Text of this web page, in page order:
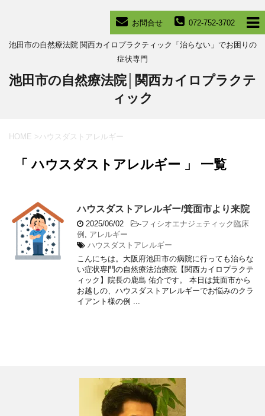
072-752-3702
お問合せ
池田市の自然療法院 関西カイロプラクティック「治らない」でお困りの
症状専門
池田市の自然療法院│関西カイロプラクテ
ィック
HOME >ハウスダストアレルギー
「 ハウスダストアレルギー 」 一覧
ハウスダストアレルギー/箕面市より来院
2025/06/02 -フィシオエナジェティック臨床
例
アレルギー
ハウスダストアレルギー
こんにちは。大阪府池田市の病院に行っても治らな
い症状専門の自然療法治療院【関西カイロプラクテ
ィック】院長の鹿島 佑介です。 本日は箕面市から
お越しの、ハウスダストアレルギーでお悩みのクラ
イアント様の例 ...